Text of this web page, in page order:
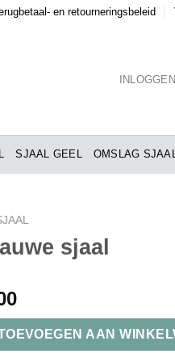
en retourneringsbeleid
INLOGGEN
SJAAL GEEL OMSLAG
sjaal
aantal
AAN